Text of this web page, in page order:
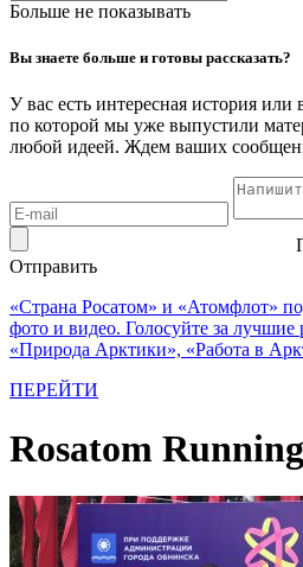
Больше не показывать
Вы знаете больше и готовы рассказать?
У вас есть интересная история или
по которой мы уже выпустили
любой идеей. Ждем ваших
Отправить
«Страна Росатом» и «Атомфлот»
фото и видео. Голосуйте за
«Природа Арктики», «Работа в
ПЕРЕЙТИ
Rosatom